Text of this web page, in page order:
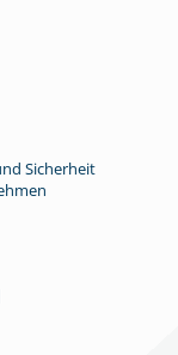
Sicherheit